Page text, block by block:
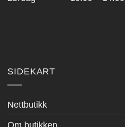
SIDEKART
Nettbutikk
Om butikken